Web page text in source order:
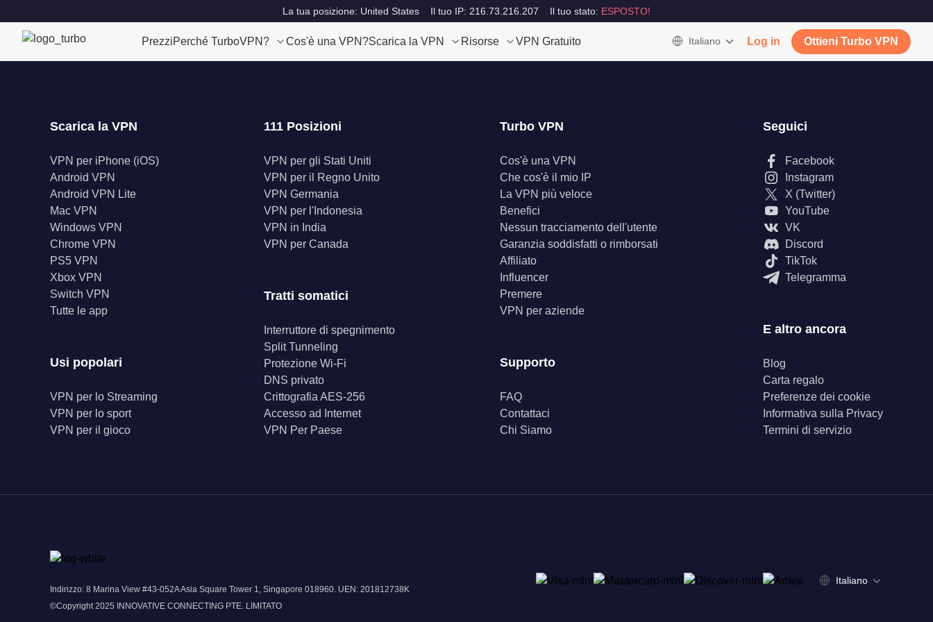
La tua posizione: United States Il tuo IP: 216.73.216.207 Il tuo stato: ESPOSTO!
PrezziPerché TurboVPN? Cos'è una VPN?Scarica la VPN Risorse VPN Gratuito Italiano Log in Ottieni Turbo VPN
Scarica la VPN
VPN per iPhone (iOS)
Android VPN
Android VPN Lite
Mac VPN
Windows VPN
Chrome VPN
PS5 VPN
Xbox VPN
Switch VPN
Tutte le app
Usi popolari
VPN per lo Streaming
VPN per lo sport
VPN per il gioco
111 Posizioni
VPN per gli Stati Uniti
VPN per il Regno Unito
VPN Germania
VPN per l'Indonesia
VPN in India
VPN per Canada
Tratti somatici
Interruttore di spegnimento
Split Tunneling
Protezione Wi-Fi
DNS privato
Crittografia AES-256
Accesso ad Internet
VPN Per Paese
Turbo VPN
Cos'è una VPN
Che cos'è il mio IP
La VPN più veloce
Benefici
Nessun tracciamento dell'utente
Garanzia soddisfatti o rimborsati
Affiliato
Influencer
Premere
VPN per aziende
Supporto
FAQ
Contattaci
Chi Siamo
Seguici
Facebook
Instagram
X (Twitter)
YouTube
VK
Discord
TikTok
Telegramma
E altro ancora
Blog
Carta regalo
Preferenze dei cookie
Informativa sulla Privacy
Termini di servizio
Indirizzo: 8 Marina View #43-052A Asia Square Tower 1, Singapore 018960. UEN: 201812738K
©Copyright 2025 INNOVATIVE CONNECTING PTE. LIMITATO
Italiano